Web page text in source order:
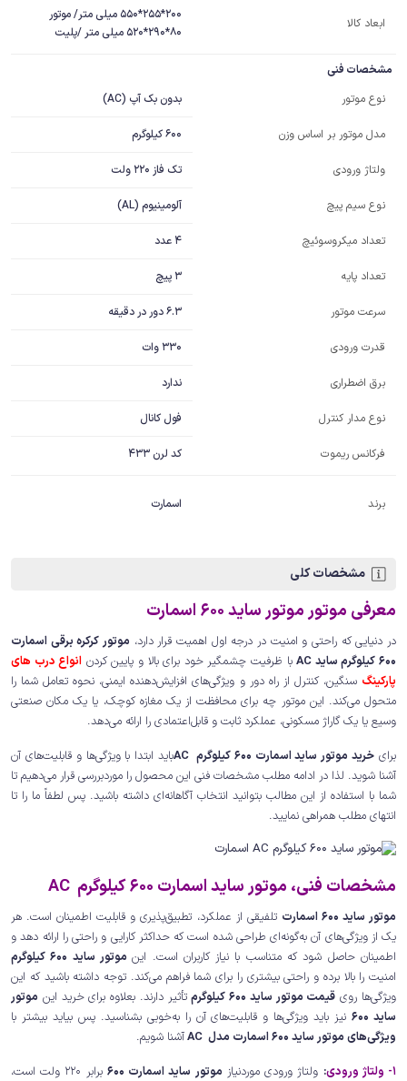
ابعاد کالا
80*290*520 میلی متر /پلیت
مشخصات فنی
نوع موتور
بدون بک آپ (AC)
مدل موتور بر اساس وزن 600 کیلوگرم
ولتاژ ورودی تک فاز 220 ولت
نوع سیم پیچ آلومینیوم (AL)
تعداد میکروسوئیچ 4 عدد
تعداد پایه 3 پیچ
سرعت موتور 6.3 دور در دقیقه
قدرت ورودی 330 وات
برق اضطراری ندارد
نوع مدار کنترل فول کانال
فرکانس ریموت کد لرن 433
برند اسمارت
مشخصات کلی
معرفی موتور موتور ساید 600 اسمارت
در دنیایی که راحتی و امنیت در درجه اول اهمیت قرار دارد، موتور کرکره برقی اسمارت
600 کیلوگرم ساید AC
با ظرفیت چشمگیر خود برای بالا و پایین کردن انواع درب های
پارکینگ سنگین، کنترل از راه دور و ویژگی‌های افزایش‌دهنده ایمنی، نحوه تعامل شما را
متحول می‌کند. این موتور چه برای محافظت از یک مغازه کوچک، یا یک مکان صنعتی
وسیع یا یک گاراژ مسکونی، عملکرد ثابت و قابل‌اعتمادی را ارائه می‌دهد.
برای خرید موتور ساید اسمارت 600 کیلوگرم AC
باید ابتدا با ویژگی‌ها و قابلیت‌های آن
آشنا شوید. لذا در ادامه مطلب مشخصات فنی این محصول را موردبررسی قرار می‌دهیم تا
شما با استفاده از این مطالب بتوانید انتخاب آگاهانه‌ای داشته باشید. پس لطفاً ما را تا
انتهای مطلب همراهی نمایید.
مشخصات فنی، موتور ساید اسمارت 600 کیلوگرم AC
موتور ساید 600 اسمارت
تلفیقی از عملکرد، تطبیق‌پذیری و قابلیت اطمینان است. هر
یک از ویژگی‌های آن به‌گونه‌ای طراحی شده است که حداکثر کارایی و راحتی را ارائه دهد و
اطمینان حاصل شود که متناسب با نیاز کاربران است. اینموتور ساید 600 کیلوگرم
امنیت را بالا برده و راحتی بیشتری را برای شما فراهم می‌کند. توجه داشته باشید که این
ویژگی‌ها روی قیمت موتور ساید 600 کیلوگرم تأثیر دارند. بعلاوه برای خرید این موتور
ساید 600
نیز باید ویژگی‌ها و قابلیت‌های آن را به‌خوبی بشناسید. پس بیاید بیشتر با
ویژگی‌های موتور ساید 600 اسمارت مدل AC
آشنا شویم.
1- ولتاژ ورودی
: ولتاژ ورودی موردنیاز موتور ساید اسمارت 600
برابر 220 ولت است،